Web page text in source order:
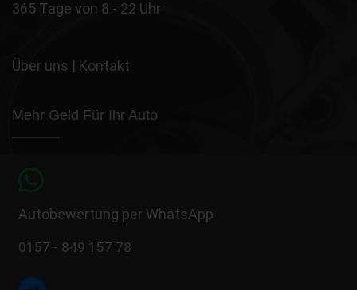
365 Tage von 8 - 22 Uhr
Über uns | Kontakt
Mehr Geld Für Ihr Auto
Autobewertung per WhatsApp
0157 - 849 157 78